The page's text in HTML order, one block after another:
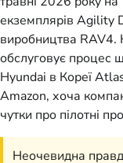
екземплярів Agility
виробництва
обслуговує процес
Hyundai в Кореї
Amazon, хоча
чутки про пілотні
Неочевидна